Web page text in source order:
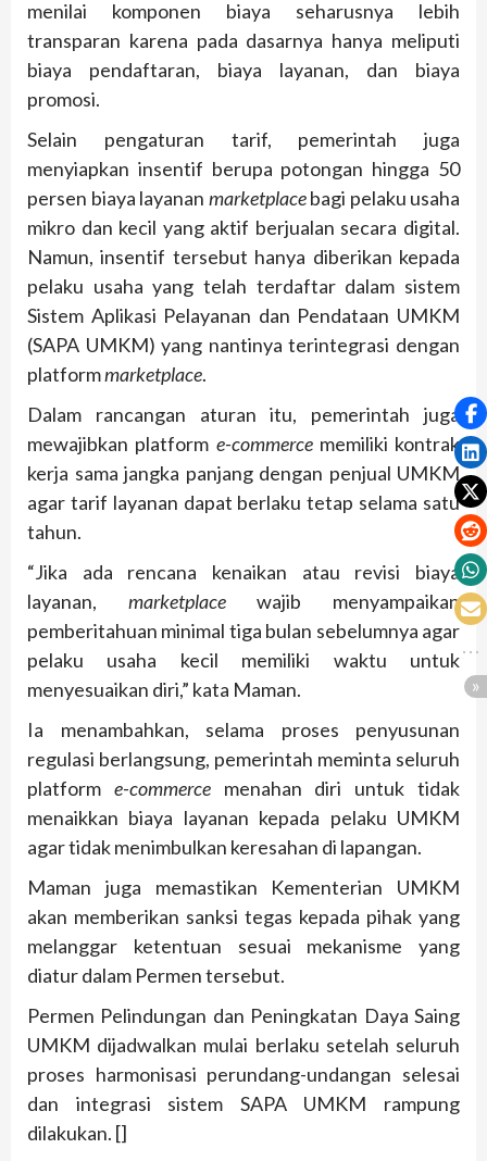
menilai komponen biaya seharusnya lebih
transparan karena pada dasarnya hanya meliputi
biaya pendaftaran, biaya layanan, dan biaya
promosi.
Selain pengaturan tarif, pemerintah juga
menyiapkan insentif berupa potongan hingga 50
persen biaya layanan marketplacebagi pelaku usaha
mikro dan kecil yang aktif berjualan secara digital.
Namun, insentif tersebut hanya diberikan kepada
pelaku usaha yang telah terdaftar dalam sistem
Sistem Aplikasi Pelayanan dan Pendataan UMKM
(SAPA UMKM) yang nantinya terintegrasi dengan
platformmarketplace.
Dalam rancangan aturan itu, pemerintah juga
mewajibkan platform e-commercememiliki kontrak
kerja sama jangka panjang dengan penjual UMKM
agar tarif layanan dapat berlaku tetap selama satu
tahun.
“Jika ada rencana kenaikan atau revisi biaya
layanan, marketplacewajib menyampaikan
pemberitahuan minimal tiga bulan sebelumnya agar
pelaku usaha kecil memiliki waktu untuk
menyesuaikan diri,” kata Maman.
Ia menambahkan, selama proses penyusunan
regulasi berlangsung, pemerintah meminta seluruh
platform e-commercemenahan diri untuk tidak
menaikkan biaya layanan kepada pelaku UMKM
agar tidak menimbulkan keresahan di lapangan.
Maman juga memastikan Kementerian UMKM
akan memberikan sanksi tegas kepada pihak yang
melanggar ketentuan sesuai mekanisme yang
diatur dalam Permen tersebut.
Permen Pelindungan dan Peningkatan Daya Saing
UMKM dijadwalkan mulai berlaku setelah seluruh
proses harmonisasi perundang-undangan selesai
dan integrasi sistem SAPA UMKM rampung
dilakukan. []